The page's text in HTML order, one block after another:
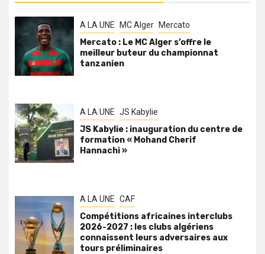
A LA UNE MC Alger Mercato
Mercato : Le MC Alger s’offre le
meilleur buteur du championnat
tanzanien
A LA UNE JS Kabylie
JS Kabylie : inauguration du centre de
formation « Mohand Cherif
Hannachi »
A LA UNE CAF
Compétitions africaines interclubs
2026-2027 : les clubs algériens
connaissent leurs adversaires aux
tours préliminaires